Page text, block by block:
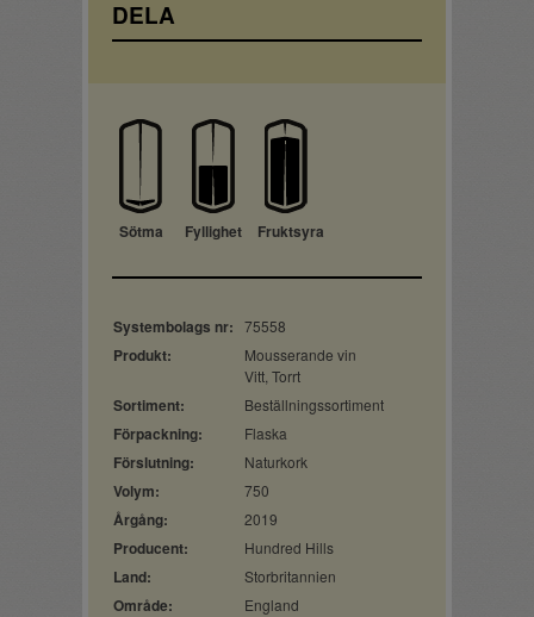
DELA
Sötma Fyllighet Fruktsyra
Systembolags nr: 75558
Produkt:
Mousserande vin
Vitt, Torrt
Sortiment: Beställningssortiment
Förpackning: Flaska
Förslutning: Naturkork
Volym: 750
Årgång: 2019
Producent: Hundred Hills
Land: Storbritannien
Område: England